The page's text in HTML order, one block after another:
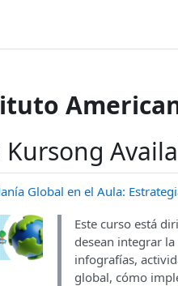
Kursong
Global en el Aula:
Este curso está
desean integrar
infografías,
global, cómo